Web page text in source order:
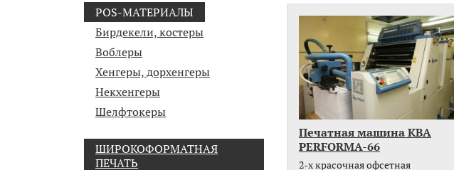
POS-МАТЕРИАЛЫ
Бирдекели, костеры
Воблеры
Хенгеры, дорхенгеры
Некхенгеры
Шелфтокеры
ШИРОКОФОРМАТНАЯ
ПЕЧАТЬ
Печатная машина KBA
PERFORMA-66
2-x красочная офсетная